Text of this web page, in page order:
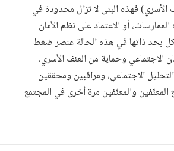
الأسري) فهذه البنى لا تزال محدودة في
أو الاعتماد على نظم الأمان
تشكل بحد ذاتها في هذه الحالة عنصر ضغط
وحماية من العنف الأسري،
الاجتماعي، ومراقبين ومحققين
والمعنَّفين مرة أخرى في المجتمع